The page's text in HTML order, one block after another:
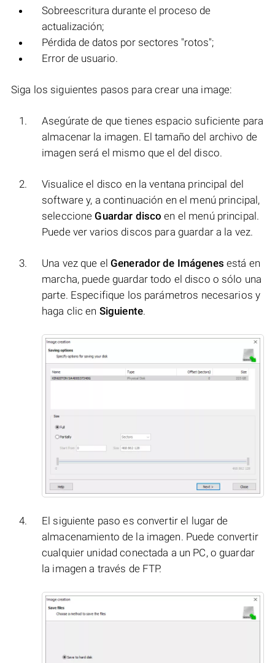
Sobreescritura durante el proceso de
actualización;
Pérdida de datos por sectores "rotos";
Error de usuario.
Siga los siguientes pasos para crear una image:
Asegúrate de que tienes espacio suficiente para
almacenar la imagen. El tamaño del archivo de
imagen será el mismo que el del disco.
Visualice el disco en la ventana principal del
software y, a continuación en el menú principal,
seleccioneGuardar disco en el menú principal.
Puede ver varios discos para guardar a la vez.
Una vez que el Generador de Imágenes está en
marcha, puede guardar todo el disco o sólo una
parte. Especifique los parámetros necesarios y
haga clic en Siguiente.
El siguiente paso es convertir el lugar de
almacenamiento de la imagen. Puede convertir
cualquier unidad conectada a un PC, o guardar
la imagen a través de FTP.